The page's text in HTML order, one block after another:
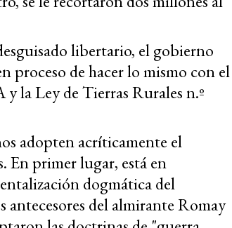
libertario, el gobierno
proceso de hacer lo mismo con el
la Ley de Tierras Rurales n.º
adopten acríticamente el
En primer lugar, está en
dogmática del
del almirante Romay